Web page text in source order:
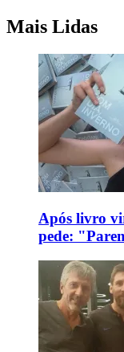
Mais Lidas
Após livro
pede: